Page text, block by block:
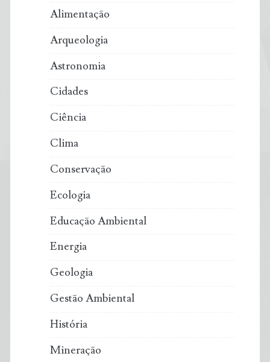
Alimentação
Arqueologia
Astronomia
Cidades
Ciência
Clima
Conservação
Ecologia
Educação Ambiental
Energia
Geologia
Gestão Ambiental
História
Mineração